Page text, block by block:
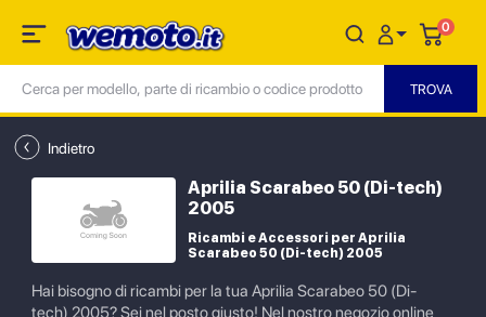
0
Indietro
Aprilia Scarabeo 50 (Di-tech)
2005
Ricambi e Accessori per Aprilia
Scarabeo 50 (Di-tech) 2005
Hai bisogno di ricambi per la tua Aprilia Scarabeo 50 (Di-
tech) 2005? Sei nel posto giusto! Nel nostro negozio online